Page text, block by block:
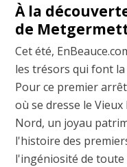
À la
de
Cet été,
les trésors qui font
Pour ce premier
où se dresse le
Nord, un joyau
l'histoire des
l'ingéniosité de toute